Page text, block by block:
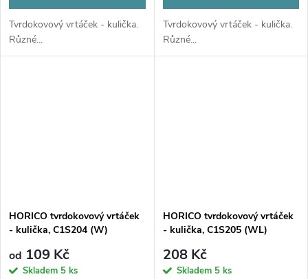
Tvrdokovový vrtáček - kulička.
Různé...
Tvrdokovový vrtáček - kulička.
Různé...
HORICO tvrdokovový vrtáček
- kulička, C1S204 (W)
od 109 Kč
Skladem 5 ks
HORICO tvrdokovový vrtáček
- kulička, C1S205 (WL)
208 Kč
Skladem 5 ks